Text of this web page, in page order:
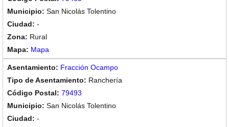
San Nicolás Tolentino
-
Rural
Mapa
Fracción Ocampo
Ranchería
79493
San Nicolás Tolentino
-